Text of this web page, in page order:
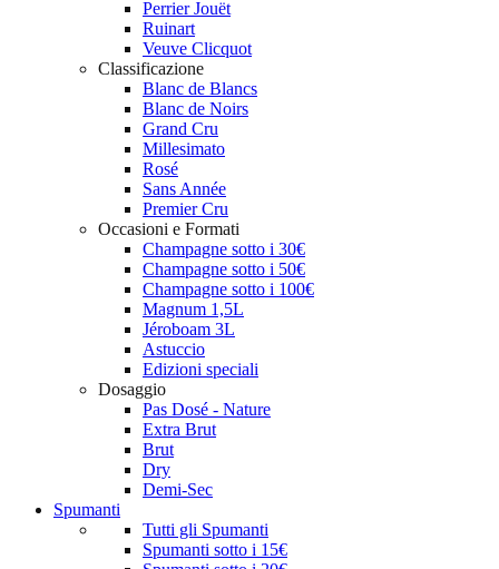
Perrier Jouët
Ruinart
Veuve Clicquot
Classificazione
Blanc de Blancs
Blanc de Noirs
Grand Cru
Millesimato
Rosé
Sans Année
Premier Cru
Occasioni e Formati
Champagne sotto i 30€
Champagne sotto i 50€
Champagne sotto i 100€
Magnum 1,5L
Jéroboam 3L
Astuccio
Edizioni speciali
Dosaggio
Pas Dosé - Nature
Extra Brut
Brut
Dry
Demi-Sec
Spumanti
Tutti gli Spumanti
Spumanti sotto i 15€